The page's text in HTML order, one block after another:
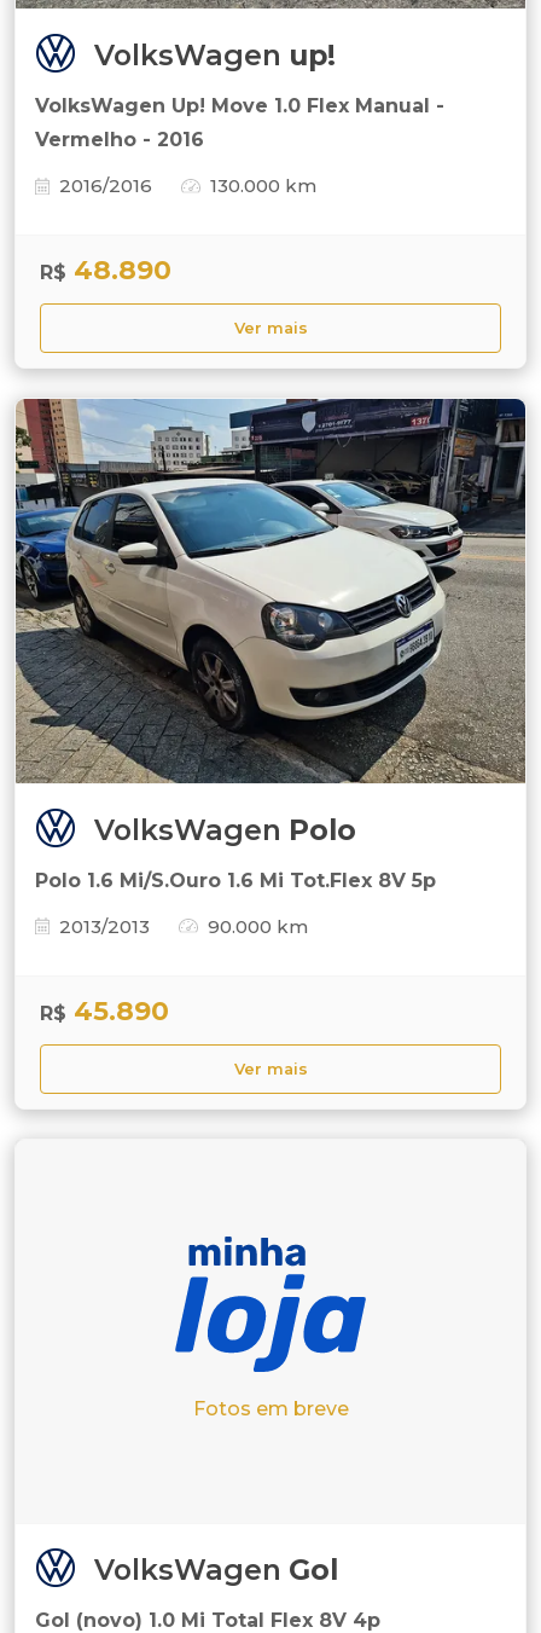
VolksWagen up!
VolksWagen Up! Move 1.0 Flex Manual -
Vermelho - 2016
2016/2016
130.000 km
R$ 48.890
Ver mais
VolksWagen Polo
Polo 1.6 Mi/S.Ouro 1.6 Mi Tot.Flex 8V 5p
2013/2013
90.000 km
R$ 45.890
Ver mais
Fotos em breve
VolksWagen Gol
Gol (novo) 1.0 Mi Total Flex 8V 4p